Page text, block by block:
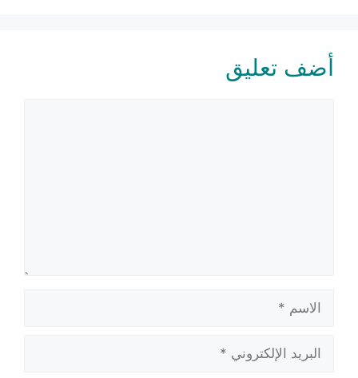
أضف تعليق
الإلكتروني